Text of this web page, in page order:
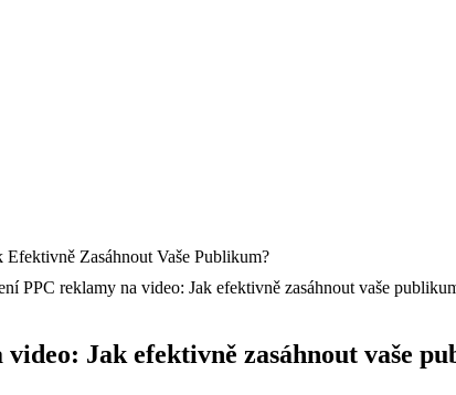
PPC reklamy na video: Jak efektivně zasáhnout vaše
Jak efektivně zasáhnout vaše